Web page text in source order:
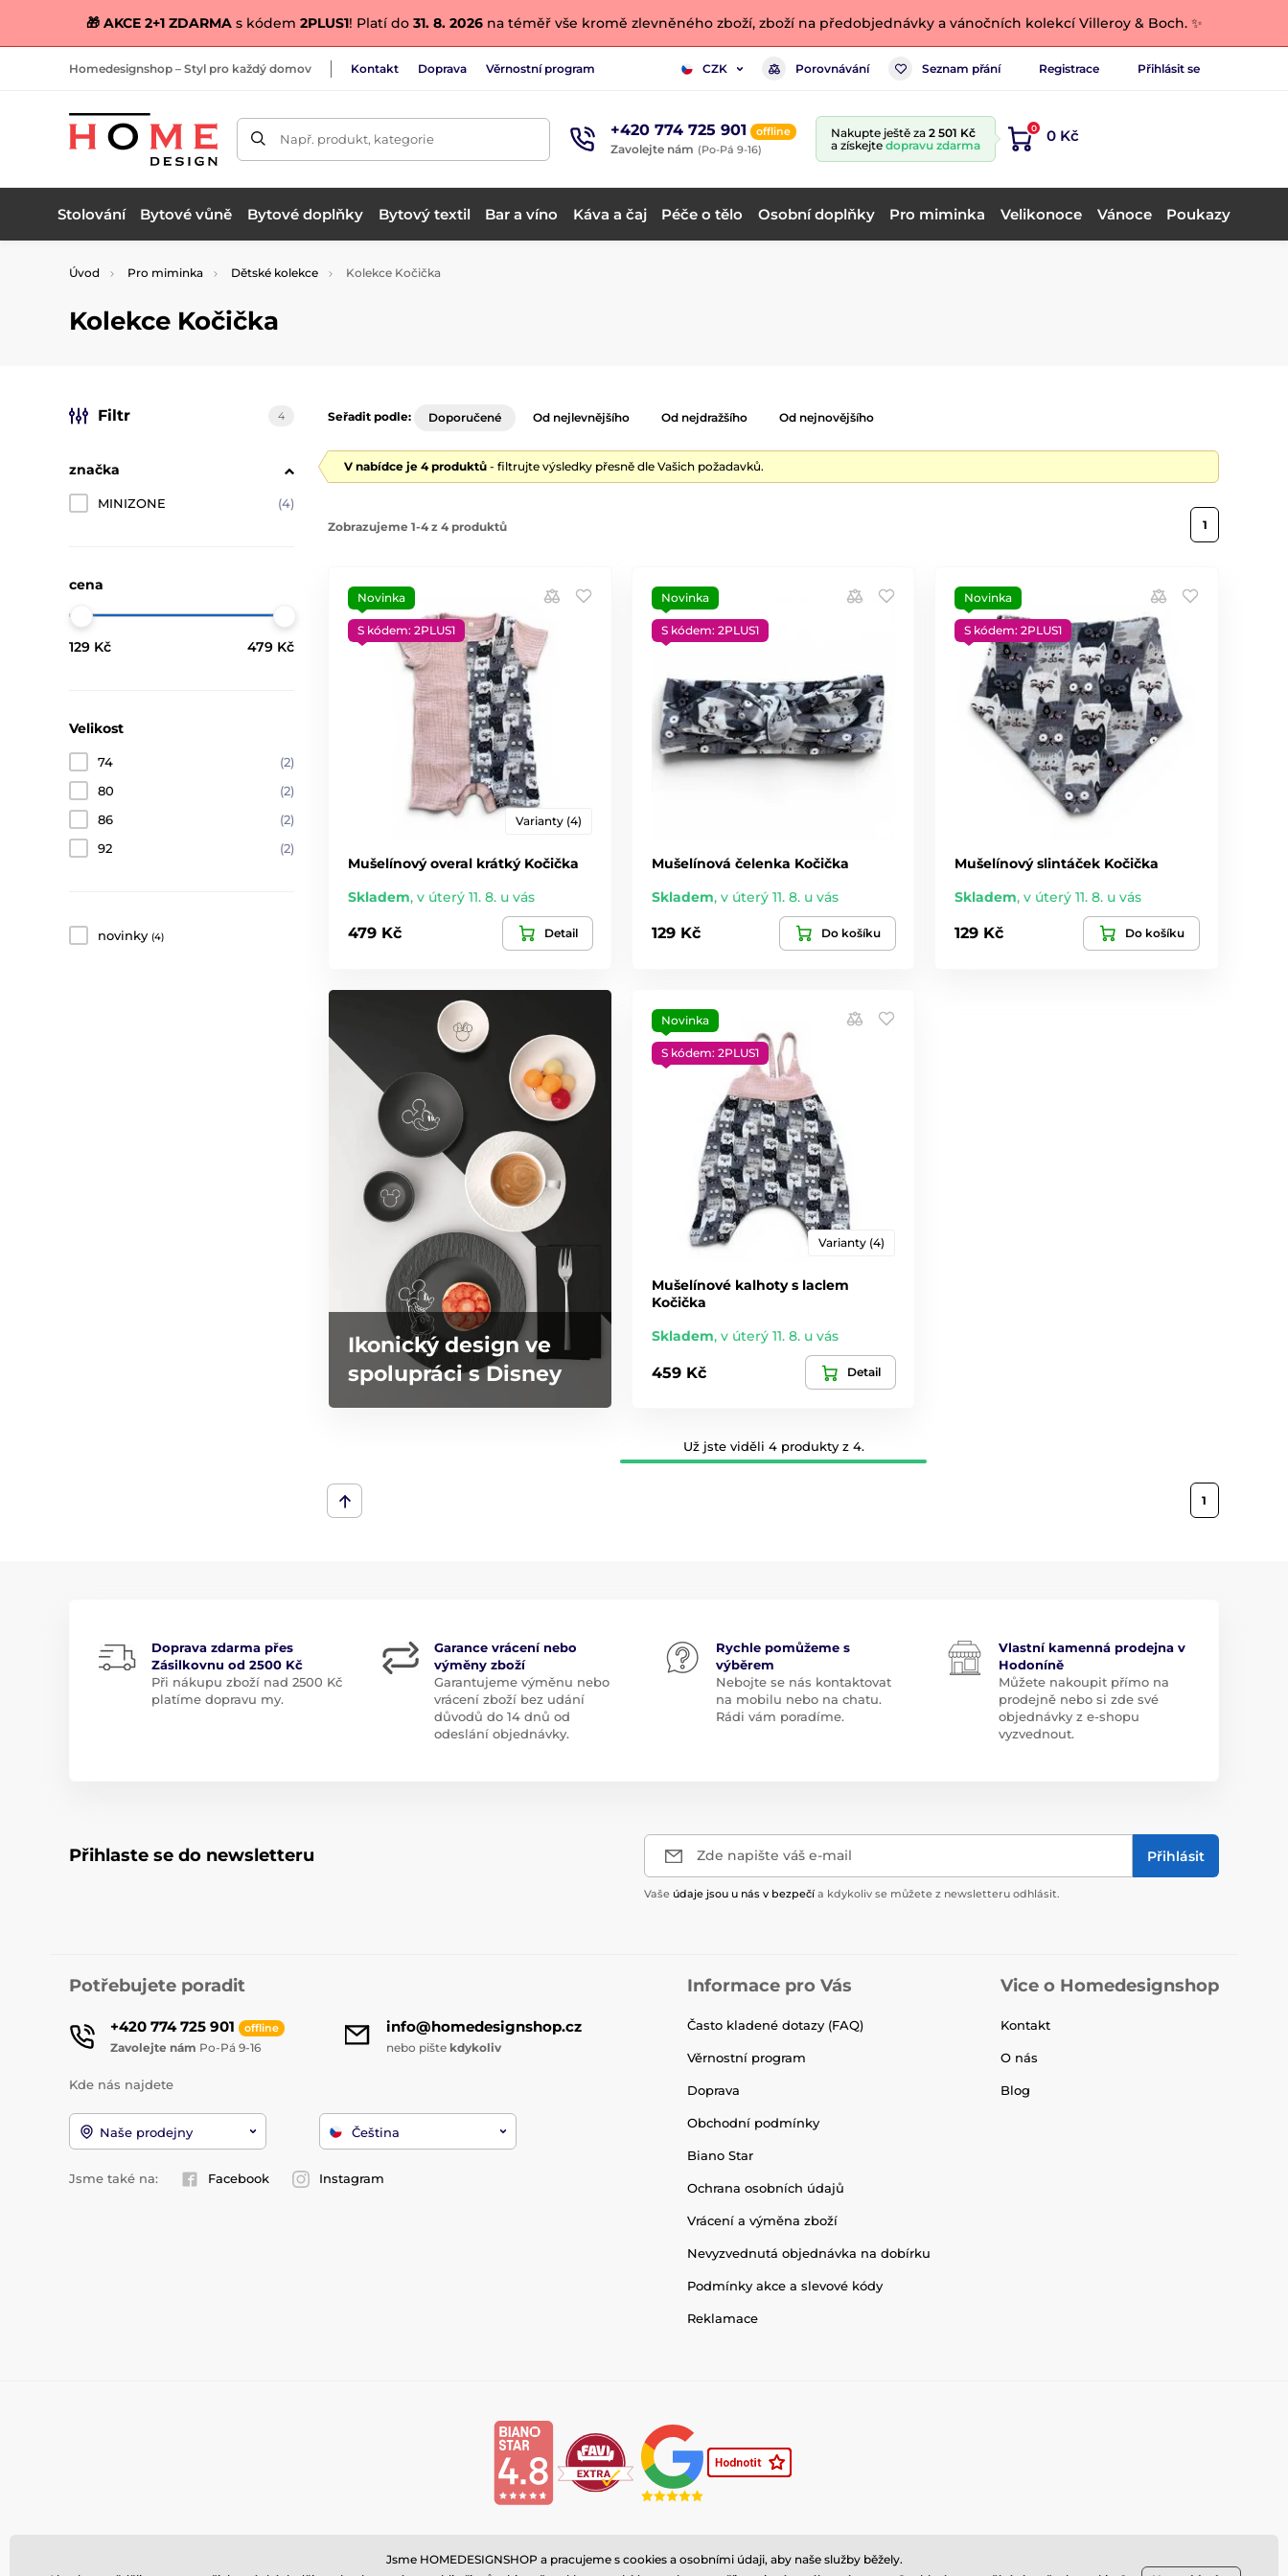
🎁 AKCE 2+1 ZDARMAs kódem 2PLUS1! Platí do31. 8. 2026na téměř vše kromě zlevněného zboží, zboží na předobjednávky a vánočních kolekcí Villeroy & Boch. ✨
Homedesignshop – Styl pro každý domov Kontakt Doprava Věrnostní program CZK Porovnávání Seznam přání Registrace Přihlásit se
Např. produkt, kategorie +420 774 725 901 offline
Zavolejte nám (Po-Pá 9-16)
Nakupte ještě za 2 501 Kč
a získejte dopravu zdarma
0 0 Kč
Stolování Bytové vůně Bytové doplňky Bytový textil Bar a víno Káva a čaj Péče o tělo Osobní doplňky Pro miminka Velikonoce Vánoce Poukazy
Úvod Pro miminka Dětské kolekce Kolekce Kočička
Kolekce Kočička
Filtr 4
značka
MINIZONE (4)
cena
129 Kč 479 Kč
Velikost
74
(2)
80
(2)
86
(2)
92
(2)
novinky (4)
Seřadit podle: Doporučené Od nejlevnějšího Od nejdražšího Od nejnovějšího
V nabídce je 4 produktů - filtrujte výsledky přesně dle Vašich požadavků.
Zobrazujeme 1-4 z 4 produktů 1
Novinka
S kódem: 2PLUS1
Varianty (4)
Mušelínový overal krátký Kočička
Skladem, v úterý 11. 8. u vás
479 Kč Detail
Novinka
S kódem: 2PLUS1
Mušelínová čelenka Kočička
Skladem, v úterý 11. 8. u vás
129 Kč Do košíku
Novinka
S kódem: 2PLUS1
Mušelínový slintáček Kočička
Skladem,v úterý 11. 8. u vás
129 Kč Do košíku
Ikonický design ve
spolupráci s Disney
Novinka
S kódem: 2PLUS1
Varianty (4)
Mušelínové kalhoty s laclem
Kočička
Skladem, v úterý 11. 8. u vás
459 Kč Detail
Už jste viděli 4 produkty z 4.
1
Doprava zdarma přes
Zásilkovnu od 2500 Kč
Při nákupu zboží nad 2500 Kč
platíme dopravu my.
Garance vrácení nebo
výměny zboží
Garantujeme výměnu nebo
vrácení zboží bez udání
důvodů do 14 dnů od
odeslání objednávky.
Rychle pomůžeme s
výběrem
Nebojte se nás kontaktovat
na mobilu nebo na chatu.
Rádi vám poradíme.
Vlastní kamenná prodejna v
Hodoníně
Můžete nakoupit přímo na
prodejně nebo si zde své
objednávky z e-shopu
vyzvednout.
Přihlaste se do newsletteru Zde napište váš e-mail Přihlásit
Vaše údaje jsou u nás v bezpečí a kdykoliv se můžete z newsletteru odhlásit.
Potřebujete poradit
+420 774 725 901 offline
Zavolejte nám Po-Pá 9-16
info@homedesignshop.cz
nebo pište kdykoliv
Kde nás najdete
Naše prodejny Čeština
Jsme také na: Facebook Instagram
Informace pro Vás
Často kladené dotazy (FAQ)
Věrnostní program
Doprava
Obchodní podmínky
Biano Star
Ochrana osobních údajů
Vrácení a výměna zboží
Nevyzvednutá objednávka na dobírku
Podmínky akce a slevové kódy
Reklamace
Vice o Homedesignshop
Kontakt
O nás
Blog
Jsme HOMEDESIGNSHOP a pracujeme s cookies a osobními údaji, aby naše služby běžely.